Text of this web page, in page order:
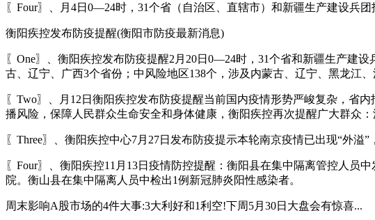
〖Four〗、月4日0—24时，31个省（自治区、直辖市）和新疆生产建设兵
衡阳疾控发布防疫提醒(衡阳市防疫最新消息)
〖One〗、衡阳疾控发布防疫提醒2月20日0—24时，31个省和新疆生产建
古、辽宁、广西3个省份；中风险地区138个，涉及内蒙古、辽宁、黑龙江
〖Two〗、月12日衡阳疾控发布防疫提醒当前国内疫情形势严峻复杂，省
播风险，保障人民群众生命安全和身体健康，衡阳疾控再次提醒广大群众
〖Three〗、衡阳疾控中心7月27日发布防疫提示本轮南京疫情已出现“外溢
〖Four〗、衡阳疾控11月13日疫情防控提醒：衡阳县在集中隔离管控人员
院。衡山县在集中隔离人员中检出1例新冠肺炎阳性感染者。
周末影响A股市场的4件大事:3大利好和1利空!下周5月30日大盘会有惊喜...